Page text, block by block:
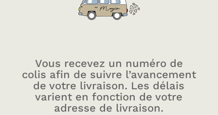
Vous recevez un numéro de
colis afin de suivre l’avancement
de votre livraison. Les délais
varient en fonction de votre
adresse de livraison.